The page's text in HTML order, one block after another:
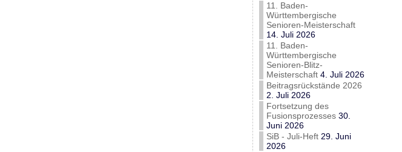
11. Baden-
Württembergische
Senioren-Meisterschaft
14. Juli 2026
11. Baden-
Württembergische
Senioren-Blitz-
Meisterschaft 4. Juli 2026
Beitragsrückstände 2026
2. Juli 2026
Fortsetzung des
Fusionsprozesses 30.
Juni 2026
SiB - Juli-Heft 29. Juni
2026